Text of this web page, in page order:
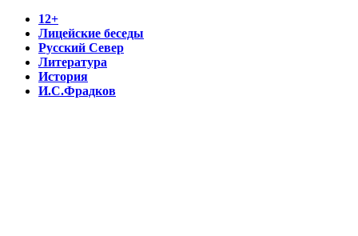
12+
Лицейские беседы
Русский Север
Литература
История
И.С.Фрадков